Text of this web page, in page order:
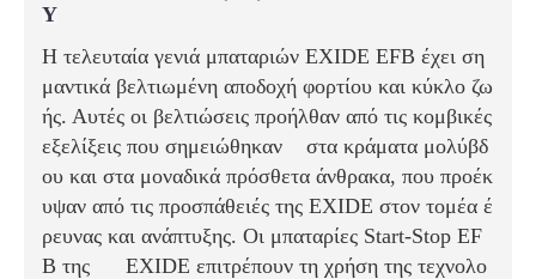
Υ
Η τελευταία γενιά μπαταριών EXIDE EFB έχει ση
μαντικά βελτιωμένη αποδοχή φορτίου και κύκλο ζω
ής. Αυτές οι βελτιώσεις προήλθαν από τις κομβικές
εξελίξεις που σημειώθηκαν στα κράματα μολύβδ
ου και στα μοναδικά πρόσθετα άνθρακα, που προέκ
υψαν από τις προσπάθειές της EXIDE στον τομέα έ
ρευνας και ανάπτυξης. Οι μπαταρίες Start-Stop EF
B της EXIDE επιτρέπουν τη χρήση της τεχνολο